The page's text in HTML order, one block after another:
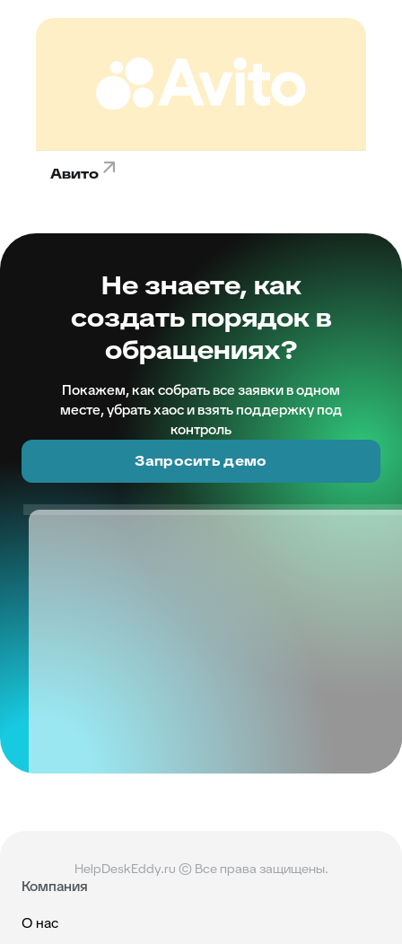
Авито
Не знаете, как
создать порядок в
обращениях?
Покажем, как собрать все заявки в одном
месте, убрать хаос и взять поддержку под
контроль
Запросить демо
HelpDeskEddy.ru © Все права защищены.
Компания
О нас